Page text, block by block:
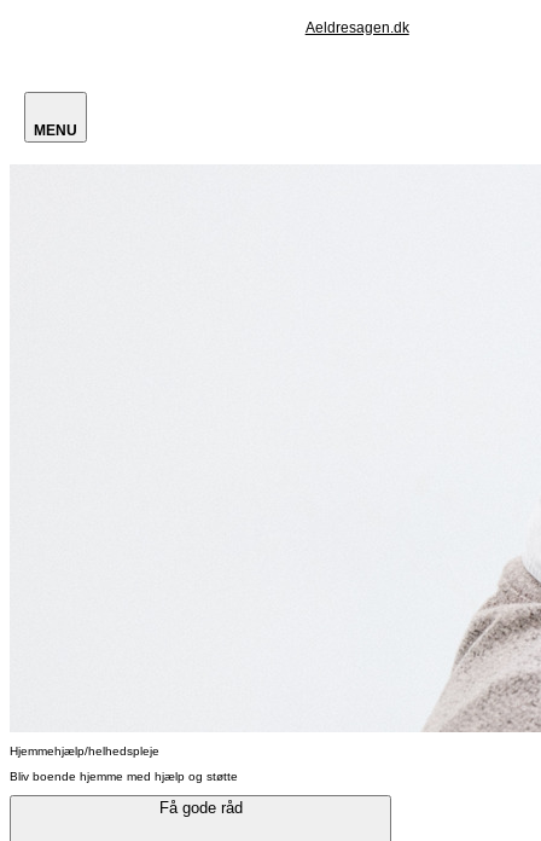
Aeldresagen.dk
MENU
Hjemmehjælp/helhedspleje
Bliv boende hjemme med hjælp og støtte
Få gode råd